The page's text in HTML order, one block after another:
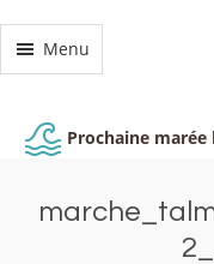
Menu
Prochaine marée